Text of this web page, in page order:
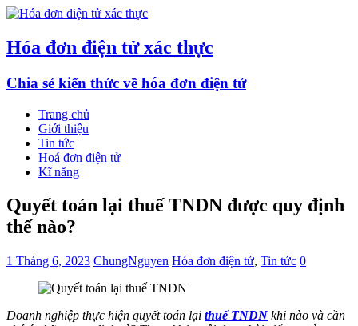
Hóa đơn điện tử xác thực
Chia sẻ kiến thức về hóa đơn điện tử
Trang chủ
Giới thiệu
Tin tức
Hoá đơn điện tử
Kĩ năng
Quyết toán lại thuế TNDN được quy định
thế nào?
1 Tháng 6, 2023 ChungNguyen Hóa đơn điện tử, Tin tức 0
Doanh nghiệp thực hiện quyết toán lại thuế TNDN khi nào và cần